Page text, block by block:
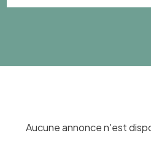
Aucune annonce n'est